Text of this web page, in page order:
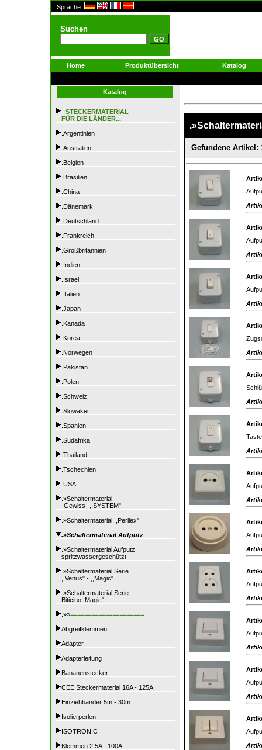
Sprache:
Suchen
Home Produktübersicht Katalog
Katalog
- STECKERMATERIAL
FÜR DIE LÄNDER...
.Argentinien
.Australien
.Belgien
.Brasilien
.China
.Dänemark
.Deutschland
.Frankreich
.Großbritannien
.Indien
.Israel
.Italien
.Japan
.Kanada
.Korea
.Norwegen
.Pakistan
.Polen
.Schweiz
.Slowakei
.Spanien
.Südafrika
.Thailand
.Tschechien
.USA
.»Schaltermaterial
-Gewiss- ,,SYSTEM"
.»Schaltermaterial ,,Perilex"
.»Schaltermaterial Aufputz
.»Schaltermaterial Aufputz
spritzwassergeschützt
.»Schaltermaterial Serie
,,Venus" - ,,Magic"
.»Schaltermaterial Serie
Biticino,,Magic"
.»»=====================
Abgreifklemmen
Adapter
Adapterleitung
Bananenstecker
CEE Steckermaterial 16A - 125A
Einziehbänder 5m - 30m
Isolierperlen
ISOTRONIC
Klemmen 2.5A - 100A
Gefundene Artikel: